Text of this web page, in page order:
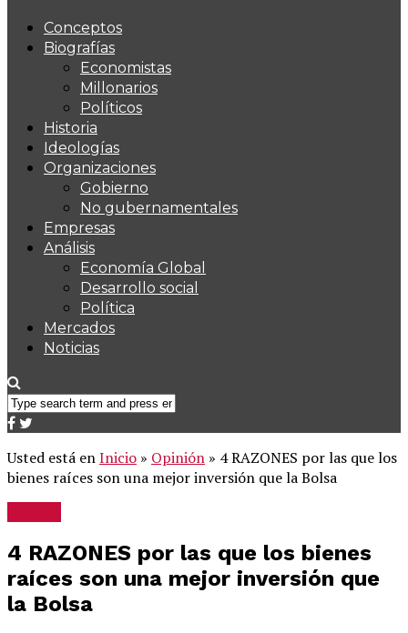
Conceptos
Biografías
Economistas
Millonarios
Políticos
Historia
Ideologías
Organizaciones
Gobierno
No gubernamentales
Empresas
Análisis
Economía Global
Desarrollo social
Política
Mercados
Noticias
Usted está enInicio » Opinión » 4 RAZONES por las que los
bienes raíces son una mejor inversión que la Bolsa
4 RAZONES por las que los bienes
raíces son una mejor inversión que
la Bolsa